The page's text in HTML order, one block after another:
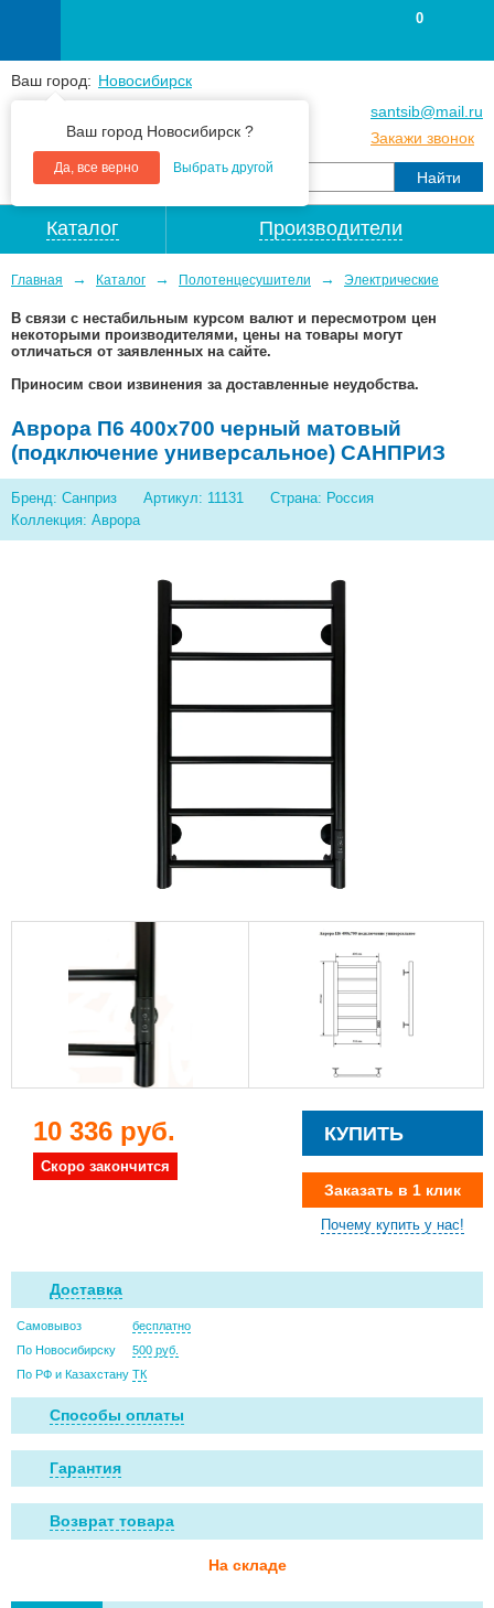
Ваш город: Новосибирск
Ваш город Новосибирск ?
Да, все верно Выбрать другой
+7(383) 213 79 30
santsib@mail.ru
Закажи звонок
0
Каталог Производители
Главная → Каталог → Полотенцесушители → Электрические
В связи с нестабильным курсом валют и пересмотром цен
некоторыми производителями, цены на товары могут
отличаться от заявленных на сайте.
Приносим свои извинения за доставленные неудобства.
Аврора П6 400х700 черный матовый
(подключение универсальное) САНПРИЗ
Бренд: Санприз Артикул: 11131
Страна: Россия
Коллекция: Аврора
10 336 руб.
Скоро закончится
КУПИТЬ
Заказать в 1 клик
Почему купить у нас!
Доставка
Самовывоз
бесплатно
По Новосибирску
500 руб.
По РФ и Казахстану ТК
Способы оплаты
Гарантия
Возврат товара
На складе